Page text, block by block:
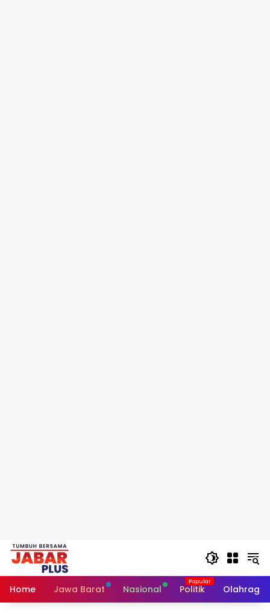
Skip
Home
Jawa Barat Nasional Politik Olahraga